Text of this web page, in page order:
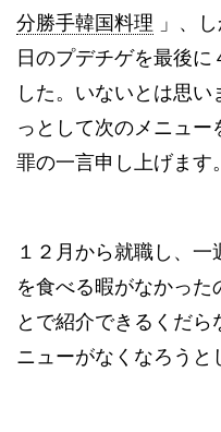
分勝手韓国料理 」、
日のプデチゲを最後に
した。いないとは思い
っとして次のメニュ
罪の一言申し上げます。
１２月から就職し、
を食べる暇がなかった
とで紹介できるくだら
ニューがなくなろうと